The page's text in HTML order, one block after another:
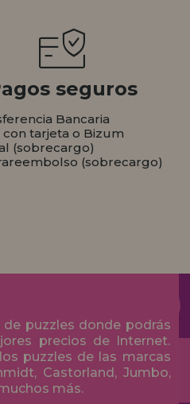
seguros
Bancaria
con tarjeta o Bizum
(sobrecargo)
(sobrecargo)
de puzzles donde podrás
precios de Internet.
puzzles de las marcas
Castorland, Jumbo,
más.